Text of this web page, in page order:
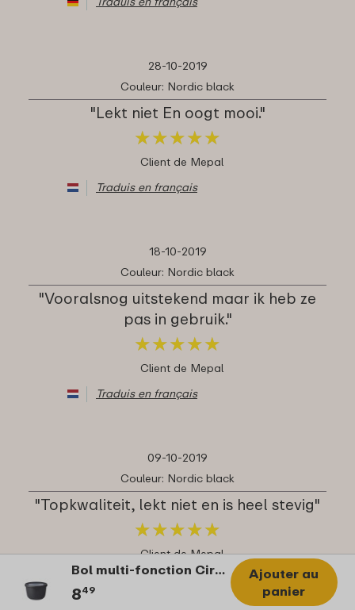
Bol multi-fonction Cirqula 500 ml - Nordic black
849
Ajouter au
panier
28-10-2019
Couleur: Nordic black
"Lekt niet En oogt mooi."
★★★★★
★★★★★
Client de Mepal
Traduis en français
18-10-2019
Couleur: Nordic black
"Vooralsnog uitstekend maar ik heb ze
pas in gebruik."
★★★★★
★★★★★
Client de Mepal
Traduis en français
09-10-2019
Couleur: Nordic black
"Topkwaliteit, lekt niet en is heel stevig"
★★★★★
★★★★★
Client de Mepal
Traduis en français